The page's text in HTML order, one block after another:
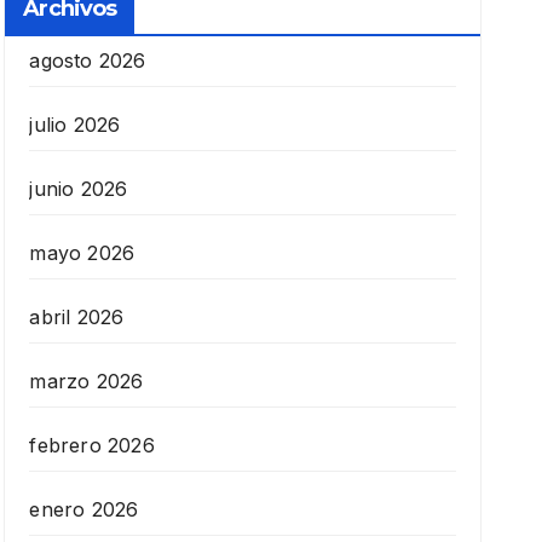
Archivos
agosto 2026
julio 2026
junio 2026
mayo 2026
abril 2026
marzo 2026
febrero 2026
enero 2026